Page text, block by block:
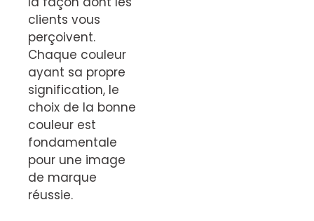
clients vous
perçoivent.
Chaque couleur
ayant sa propre
signification, le
choix de la bonne
couleur est
fondamentale
pour une image
de marque
réussie.